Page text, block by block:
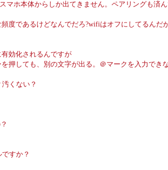
マホ本体からしか出てきません。ペアリングも済
度であるけどなんでだろ?wifiはオフにしてるんだ
効化されるんですが
押しても、別の文字が出る。＠マークを入力できな
くない？
すか？